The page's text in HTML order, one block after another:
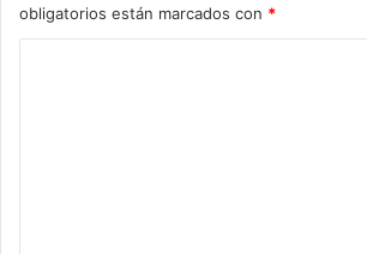
obligatorios están marcados con *